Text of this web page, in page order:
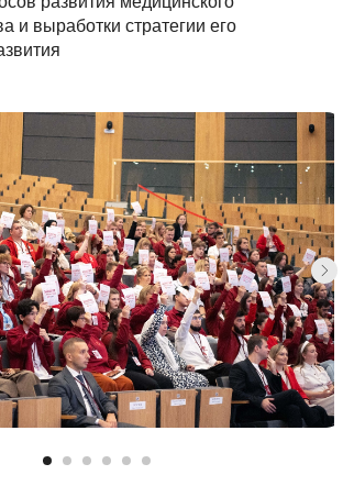
и выработки стратегии его